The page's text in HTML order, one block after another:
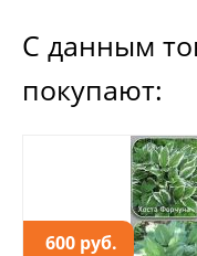
С данным
покупают:
600 руб.